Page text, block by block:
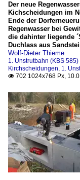
Der neue
Kichscheidungen im
Ende der
Regenwasser bei
die dahinter liegende
Duchlass aus
Wolf-Dieter Thieme
1. Unstrutbahn (KBS
Kirchscheidungen, 1.
 702 1024x768 Px,